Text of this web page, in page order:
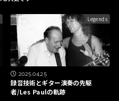
Legends
2025.04.25
録音技術とギター演奏の先駆
者/Les Paulの軌跡